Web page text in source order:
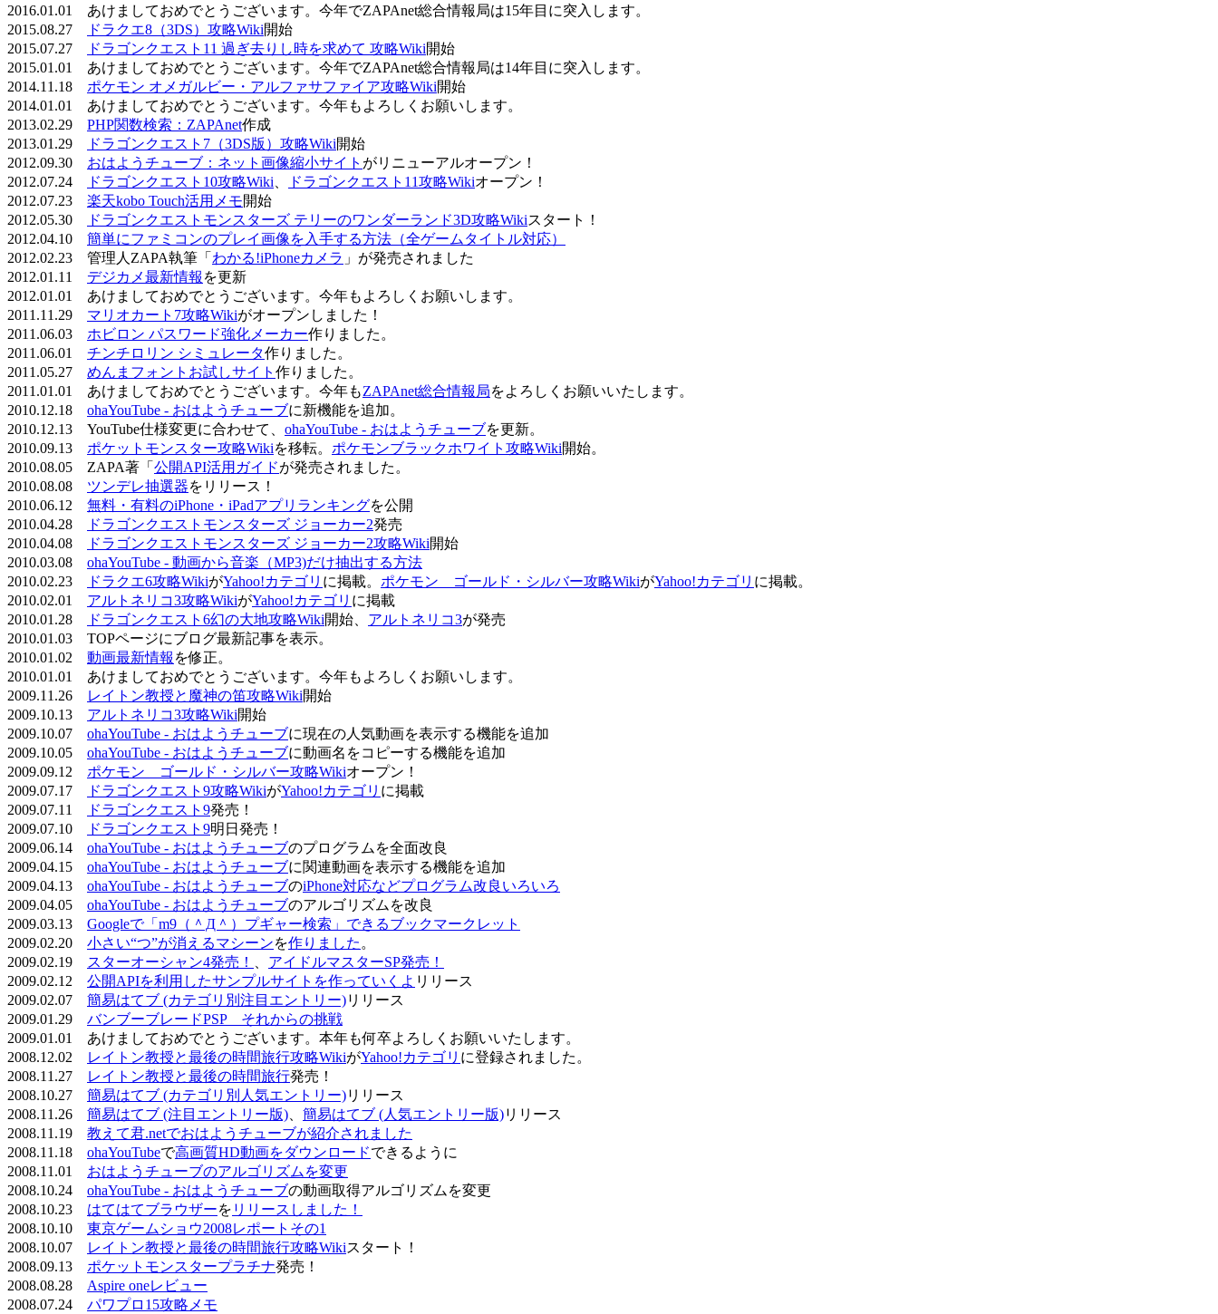
2016.01.01 あけましておめでとうございます。今年でZAPAnet総合情報局は15年目に突入します。
2015.08.27
ドラクエ8（3DS）攻略Wiki開始
2015.07.27
ドラゴンクエスト11 過ぎ去りし時を求めて 攻略Wiki開始
2015.01.01 あけましておめでとうございます。今年でZAPAnet総合情報局は14年目に突入します。
2014.11.18 ポケモン オメガルビー・アルファサファイア攻略Wiki開始
2014.01.01 あけましておめでとうございます。今年もよろしくお願いします。
2013.02.29 PHP関数検索：ZAPAnet作成
2013.01.29
ドラゴンクエスト7（3DS版）攻略Wiki開始
2012.09.30 おはようチューブ：ネット画像縮小サイト がリニューアルオープン！
2012.07.24
ドラゴンクエスト10攻略Wiki ドラゴンクエスト11攻略Wikiオープン！
2012.07.23 楽天kobo Touch活用メモ開始
2012.05.30
ドラゴンクエストモンスターズ テリーのワンダーランド3D攻略Wikiスタート！
2012.04.10 簡単にファミコンのプレイ画像を入手する方法（全ゲームタイトル対応）
2012.02.23 管理人ZAPA執筆「 わかる!iPhoneカメラ 」が発売されました
2012.01.11 デジカメ最新情報 を更新
2012.01.01 あけましておめでとうございます。今年もよろしくお願いします。
2011.11.29 マリオカート7攻略Wikiがオープンしました！
2011.06.03 ホビロン パスワード強化メーカー作りました。
2011.06.01 チンチロリン シミュレータ作りました。
2011.05.27 めんまフォントお試しサイト 作りました。
2011.01.01 あけましておめでとうございます。今年もZAPAnet総合情報局をよろしくお願いいたします。
2010.12.18 ohaYouTube - おはようチューブに新機能を追加。
2010.12.13 YouTube仕様変更に合わせて、 ohaYouTube - おはようチューブを更新。
2010.09.13 ポケットモンスター攻略Wikiを移転。 ポケモンブラックホワイト攻略Wiki開始。
2010.08.05 ZAPA著「 公開API活用ガイドが発売されました。
2010.08.08 ツンデレ抽選器をリリース！
2010.06.12 無料・有料のiPhone・iPadアプリランキングを公開
2010.04.28
ドラゴンクエストモンスターズ ジョーカー2発売
2010.04.08
ドラゴンクエストモンスターズ ジョーカー2攻略Wiki開始
2010.03.08 ohaYouTube - 動画から音楽（MP3)だけ抽出する方法
2010.02.23
ドラクエ6攻略WikiがYahoo!カテゴリ に掲載。 ポケモン ゴールド・シルバー攻略WikiがYahoo!カテゴリ に掲載。
2010.02.01 アルトネリコ3攻略WikiがYahoo!カテゴリ に掲載
2010.01.28
ドラゴンクエスト6幻の大地攻略Wiki開始、 アルトネリコ3が発売
2010.01.03 TOPページにブログ最新記事を表示。
2010.01.02 動画最新情報 を修正。
2010.01.01 あけましておめでとうございます。今年もよろしくお願いします。
2009.11.26
レイトン教授と魔神の笛攻略Wiki開始
2009.10.13 アルトネリコ3攻略Wiki開始
2009.10.07 ohaYouTube - おはようチューブに現在の人気動画を表示する機能を追加
2009.10.05 ohaYouTube - おはようチューブに動画名をコピーする機能を追加
2009.09.12 ポケモン ゴールド・シルバー攻略Wikiオープン！
2009.07.17
ドラゴンクエスト9攻略WikiがYahoo!カテゴリ に掲載
2009.07.11
ドラゴンクエスト9発売！
2009.07.10
ドラゴンクエスト9明日発売！
2009.06.14 ohaYouTube - おはようチューブのプログラムを全面改良
2009.04.15 ohaYouTube - おはようチューブに関連動画を表示する機能を追加
2009.04.13 ohaYouTube - おはようチューブのiPhone対応などプログラム改良いろいろ
2009.04.05 ohaYouTube - おはようチューブのアルゴリズムを改良
2009.03.13 Googleで「m9（＾Д＾）プギャー検索」できるブックマークレット
2009.02.20 小さい“つ”が消えるマシーンを作りました 。
2009.02.19
スターオーシャン4発売！
アイドルマスターSP発売！
2009.02.12 公開APIを利用したサンプルサイトを作っていくよ リリース
2009.02.07 簡易はてブ (カテゴリ別注目エントリー)リリース
2009.01.29 バンブーブレードPSP それからの挑戦
2009.01.01 あけましておめでとうございます。本年も何卒よろしくお願いいたします。
2008.12.02
レイトン教授と最後の時間旅行攻略WikiがYahoo!カテゴリ に登録されました。
2008.11.27
レイトン教授と最後の時間旅行発売！
2008.10.27 簡易はてブ (カテゴリ別人気エントリー)リリース
2008.11.26 簡易はてブ (注目エントリー版) 簡易はてブ (人気エントリー版)リリース
2008.11.19 教えて君.netでおはようチューブが紹介されました
2008.11.18 ohaYouTubeで高画質HD動画をダウンロードできるように
2008.11.01 おはようチューブのアルゴリズムを変更
2008.10.24 ohaYouTube - おはようチューブの動画取得アルゴリズムを変更
2008.10.23 はてはてブラウザーを リリースしました！
2008.10.10 東京ゲームショウ2008レポートその1
2008.10.07
レイトン教授と最後の時間旅行攻略Wikiスタート！
2008.09.13 ポケットモンスタープラチナ発売！
2008.08.28 Aspire oneレビュー
2008.07.24 パワプロ15攻略メモ